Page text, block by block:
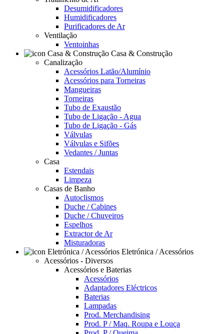
Desumidificadores
Humidificadores
Purificadores de Ar
Ventilação
Ventoinhas
Casa & Construção
Canalização
Acessórios Latão/Alumínio
Acessórios para Torneiras
Mangueiras
Torneiras
Tubo de Exaustão
Tubo de Ligação - Agua
Tubo de Ligação - Gás
Válvulas
Válvulas e Sifões
Vedantes / Juntas
Casa
Estendais
Limpeza
Casas de Banho
Autoclismos
Duche / Cabines
Duche / Chuveiros
Espelhos
Extractor de Ar
Misturadoras
Eletrónica / Acessórios
Acessórios - Diversos
Acessórios e Baterias
Acessórios
Adaptadores Eléctricos
Baterias
Lampadas
Prod. Merchandising
Prod. P / Maq. Roupa e Louça